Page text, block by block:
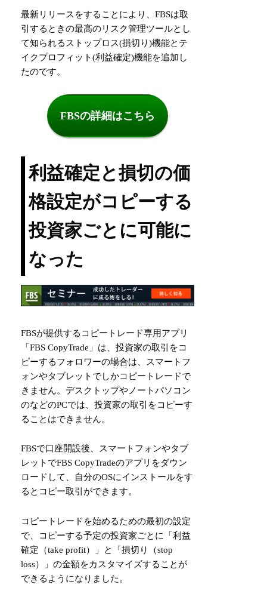
最新リリースをすることにより、FBSは取
引するときの最高のリスク管理ツールとし
て知られるストップロス(損切り)機能とテ
イクプロフィット(利益確定)機能を追加し
たのです。
FBSの詳細はこちら
利益確定と損切の価
格設定がコピーする
投資家ごとに可能に
なった
FBSが提供するコピートレード専用アプリ
「FBS CopyTrade」は、投資家の取引をコ
ピーするフォロワーの場合は、スマートフ
ォンやタブレットでしかコピートレードで
きません。デスクトップやノートパソコン
のなどのPCでは、投資家の取引をコピーす
ることはできません。
FBSで口座開設後、スマートフォンやタブ
レットでFBS CopyTradeのアプリをダウン
ロードして、自分のOSにインストールをす
るとコピー取引ができます。
コピートレードを始めるための最初の設定
で、コピーする予定の投資家ごとに「利益
確定（take profit）」と「損切り（stop
loss）」の金額をカスタマイズすることが
できるようになりました。